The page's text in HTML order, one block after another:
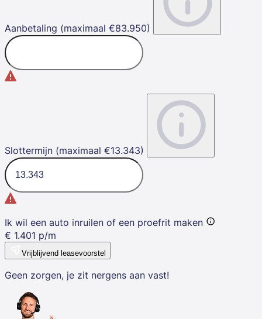
Aanbetaling (maximaal €83.950)
Slottermijn (maximaal €13.343)
Ik wil een auto inruilen of een proefrit maken
€ 1.401 p/m
Vrijblijvend leasevoorstel
Geen zorgen, je zit nergens aan vast!